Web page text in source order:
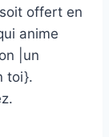
offert en
anime
|un
toi}.